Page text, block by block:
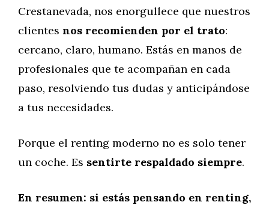
Crestanevada, nos enorgullece que nuestros
clientes nos recomienden por el trato:
cercano, claro, humano. Estás en manos de
profesionales que te acompañan en cada
paso, resolviendo tus dudas y anticipándose
a tus necesidades.
Porque el renting moderno no es solo tener
un coche. Es sentirte respaldado siempre.
En resumen: si estás pensando en renting,